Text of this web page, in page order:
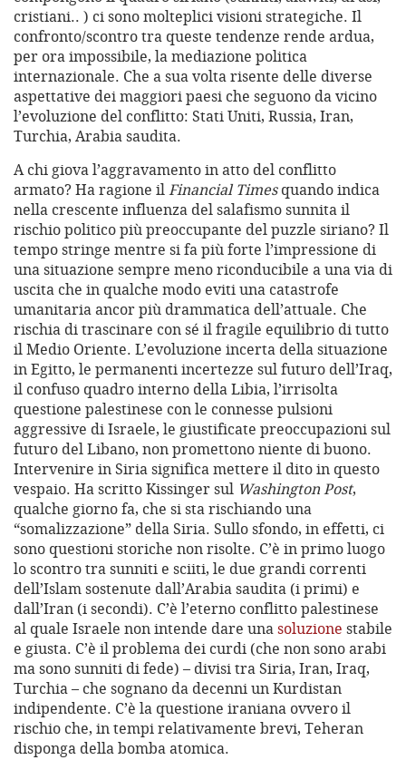
cristiani.. ) ci sono molteplici visioni strategiche. Il
confronto/scontro tra queste tendenze rende ardua,
per ora impossibile, la mediazione politica
internazionale. Che a sua volta risente delle diverse
aspettative dei maggiori paesi che seguono da vicino
l’evoluzione del conflitto: Stati Uniti, Russia, Iran,
Turchia, Arabia saudita.
A chi giova l’aggravamento in atto del conflitto
armato? Ha ragione ilFinancial Timesquando indica
nella crescente influenza del salafismo sunnita il
rischio politico più preoccupante del puzzle siriano? Il
tempo stringe mentre si fa più forte l’impressione di
una situazione sempre meno riconducibile a una via di
uscita che in qualche modo eviti una catastrofe
umanitaria ancor più drammatica dell’attuale. Che
rischia di trascinare con sé il fragile equilibrio di tutto
il Medio Oriente. L’evoluzione incerta della situazione
in Egitto, le permanenti incertezze sul futuro dell’Iraq,
il confuso quadro interno della Libia, l’irrisolta
questione palestinese con le connesse pulsioni
aggressive di Israele, le giustificate preoccupazioni sul
futuro del Libano, non promettono niente di buono.
Intervenire in Siria significa mettere il dito in questo
vespaio. Ha scritto Kissinger sul Washington Post,
qualche giorno fa, che si sta rischiando una
“somalizzazione” della Siria. Sullo sfondo, in effetti, ci
sono questioni storiche non risolte. C’è in primo luogo
lo scontro tra sunniti e sciiti, le due grandi correnti
dell’Islam sostenute dall’Arabia saudita (i primi) e
dall’Iran (i secondi). C’è l’eterno conflitto palestinese
al quale Israele non intende dare unasoluzione stabile
e giusta. C’è il problema dei curdi (che non sono arabi
ma sono sunniti di fede) – divisi tra Siria, Iran, Iraq,
Turchia – che sognano da decenni un Kurdistan
indipendente. C’è la questione iraniana ovvero il
rischio che, in tempi relativamente brevi, Teheran
disponga della bomba atomica.